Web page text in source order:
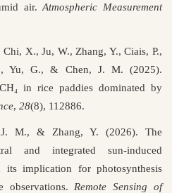
air.Atmospheric Measurement
X., Ju, W., Zhang, Y., Ciais, P.,
Yu, G., & Chen, J. M. (2025).
in rice paddies dominated by
, 28(8), 112886.
M., & Zhang, Y. (2026). The
and integrated sun-induced
its implication for photosynthesis
observations. Remote Sensing of